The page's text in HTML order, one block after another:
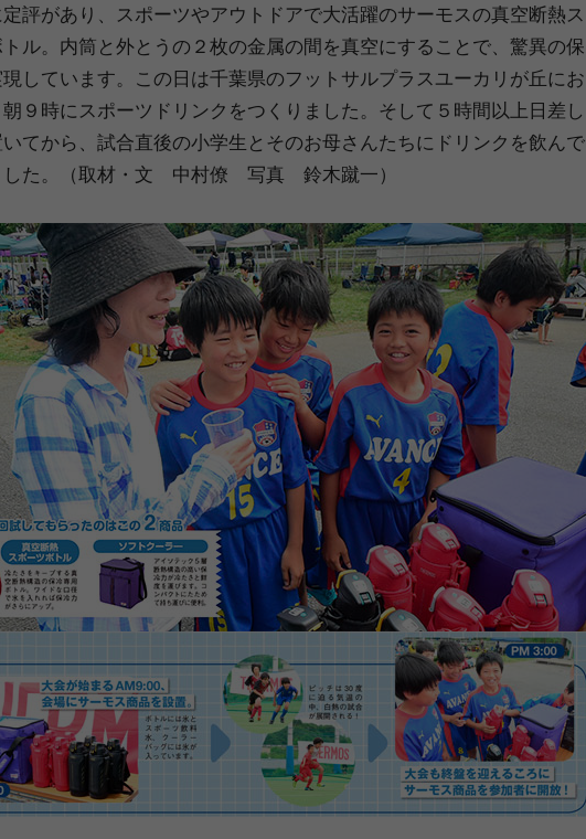
評があり、スポーツやアウトドアで大活躍のサーモスの真空断熱ス
ル。内筒と外とうの２枚の金属の間を真空にすることで、驚異の保
しています。この日は千葉県のフットサルプラスユーカリが丘にお
９時にスポーツドリンクをつくりました。そして５時間以上日差し
てから、試合直後の小学生とそのお母さんたちにドリンクを飲んで
した。（取材・文 中村僚 写真 鈴木蹴一）
ふくらはぎの張りや疲れに
ジュニアレッグリカバリー
人気No.1商品
テクダマ